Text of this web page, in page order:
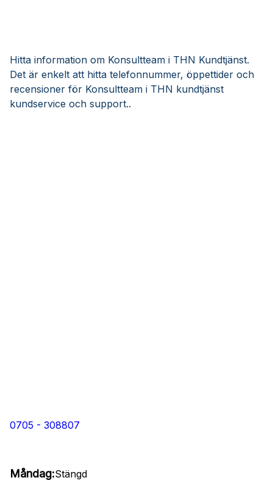
Hitta information om Konsultteam i THN Kundtjänst.
Det är enkelt att hitta telefonnummer, öppettider och
recensioner för Konsultteam i THN kundtjänst
kundservice och support..
0705 - 308807
Måndag:Stängd